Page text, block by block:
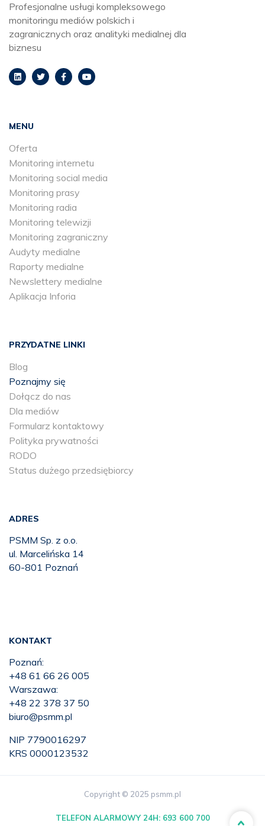
Profesjonalne usługi kompleksowego
monitoringu mediów polskich i
zagranicznych oraz analityki medialnej dla
biznesu
MENU
Oferta
Monitoring internetu
Monitoring social media
Monitoring prasy
Monitoring radia
Monitoring telewizji
Monitoring zagraniczny
Audyty medialne
Raporty medialne
Newslettery medialne
Aplikacja Inforia
PRZYDATNE LINKI
Blog
Poznajmy się
Dołącz do nas
Dla mediów
Formularz kontaktowy
Polityka prywatności
RODO
Status dużego przedsiębiorcy
ADRES
PSMM Sp. z o.o.
ul. Marcelińska 14
60-801 Poznań
KONTAKT
Poznań:
+48 61 66 26 005
Warszawa:
+48 22 378 37 50
biuro@psmm.pl
NIP 7790016297
KRS 0000123532
Copyright © 2025 psmm.pl
TELEFON ALARMOWY 24H: 693 600 700